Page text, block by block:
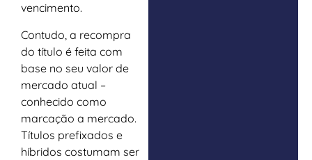
vencimento.
Contudo, a recompra
do título é feita com
base no seu valor de
mercado atual –
conhecido como
marcação a mercado.
Títulos prefixados e
híbridos costumam ser